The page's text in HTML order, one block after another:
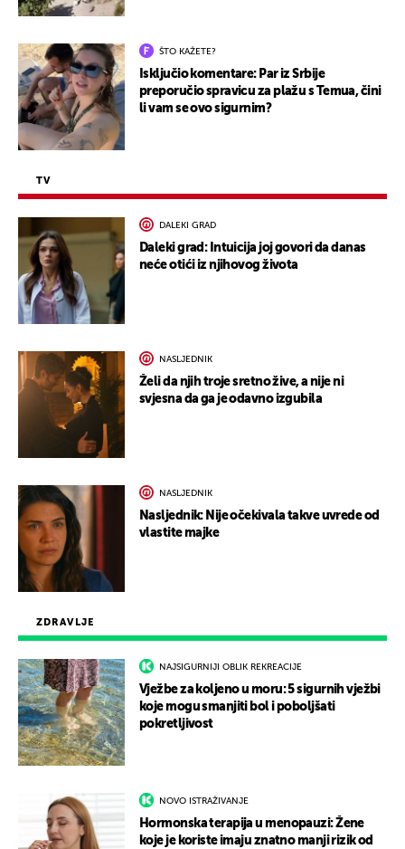
ZDRAVLJE
NAJSIGURNIJI OBLIK REKREACIJE
Vježbe za koljeno u moru: 5 sigurnih vježbi
koje mogu smanjiti bol i poboljšati
pokretljivost
NOVO ISTRAŽIVANJE
Hormonska terapija u menopauzi: Žene
koje je koriste imaju znatno manji rizik od
ŠTO KAŽETE?
Isključio komentare: Par iz Srbije
preporučio spravicu za plažu s Temua, čini
li vam se ovo sigurnim?
TV
DALEKI GRAD
Daleki grad: Intuicija joj govori da danas
neće otići iz njihovog života
NASLJEDNIK
Želi da njih troje sretno žive, a nije ni
svjesna da ga je odavno izgubila
NASLJEDNIK
Nasljednik: Nije očekivala takve uvrede od
vlastite majke